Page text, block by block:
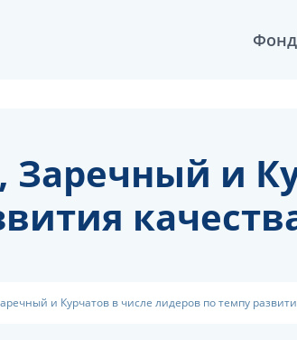
Фонд
Заречный и
и Курчатов в числе лидеров по темпу